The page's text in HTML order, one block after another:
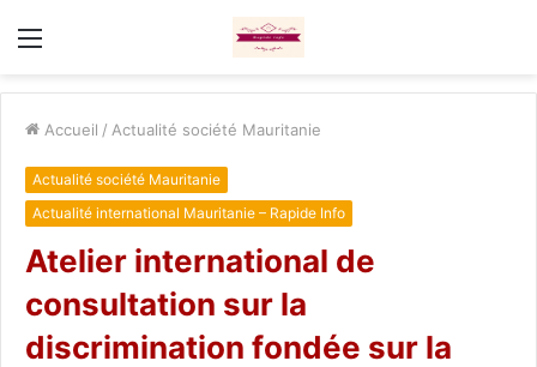
Menu
Accueil / Actualité société Mauritanie
Actualité société Mauritanie
Actualité international Mauritanie – Rapide Info
Atelier international de
consultation sur la
discrimination fondée sur la